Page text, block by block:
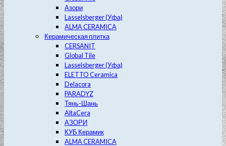
Азори
Lasselsberger (Уфа)
ALMA CERAMICA
Керамическая плитка
CERSANIT
Global Tile
Lasselsberger (Уфа)
ELETTO Ceramica
Delacora
PARADYZ
Тянь-Шань
AltaCera
АЗОРИ
КУБ Керамик
ALMA CERAMICA